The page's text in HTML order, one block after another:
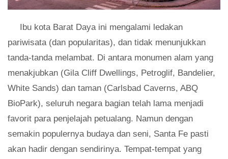
Ibu kota Barat Daya ini mengalami ledakan
pariwisata (dan popularitas), dan tidak menunjukkan
tanda-tanda melambat. Di antara monumen alam yang
menakjubkan (Gila Cliff Dwellings, Petroglif, Bandelier,
White Sands) dan taman (Carlsbad Caverns, ABQ
BioPark), seluruh negara bagian telah lama menjadi
favorit para penjelajah petualang. Namun dengan
semakin populernya budaya dan seni, Santa Fe pasti
akan hadir dengan sendirinya. Tempat-tempat yang